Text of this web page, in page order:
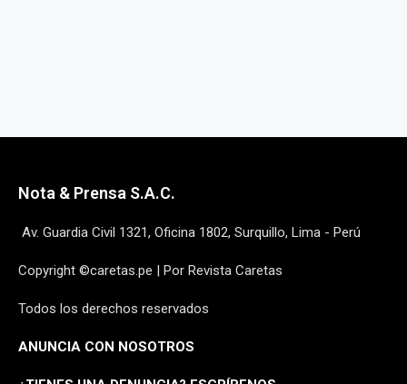
Nota & Prensa S.A.C.
Av. Guardia Civil 1321, Oficina 1802, Surquillo, Lima - Perú
Copyright ©caretas.pe | Por Revista Caretas
Todos los derechos reservados
ANUNCIA CON NOSOTROS